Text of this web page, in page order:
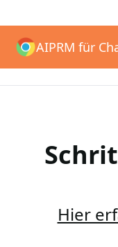
AIPRM für
Hier